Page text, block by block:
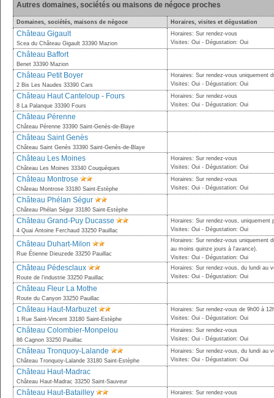
Autres domaines, sociétés ou maisons de négoce proches
Domaines, sociétés, maisons de négoce Horaires, visites et dégustation
Château Gigault
Scea du Château Gigault 33390 Mazion
Horaires: Sur rendez-vous
Visites: Oui - Dégustation: Oui
Château Baffort
Benet 33390 Mazion
Château Petit Boyer
2 Bis Les Naudes 33390 Cars
Horaires: Sur rendez-vous uniquement
Visites: Oui - Dégustation: Oui
Château Haut Canteloup - Fours
8 La Palanque 33390 Fours
Horaires: Sur rendez-vous
Visites: Oui - Dégustation: Oui
Château Pérenne
Château Pérenne 33390 Saint-Genès-de-Blaye
Château Saint Genès
Château Saint Genès 33390 Saint-Genès-de-Blaye
Château Les Moines
Château Les Moines 33340 Couquèques
Horaires: Sur rendez-vous
Visites: Oui - Dégustation: Oui
Château Montrose
Château Montrose 33180 Saint-Estèphe
Horaires: Sur rendez-vous
Visites: Oui - Dégustation: Oui
Château Phélan Ségur
Château Phélan Ségur 33180 Saint-Estèphe
Château Grand-Puy Ducasse
4 Quai Antoine Ferchaud 33250 Pauillac
Horaires: Sur rendez-vous, uniquement
Visites: Oui - Dégustation: Oui
Château Duhart-Milon
Rue Étienne Dieuzede 33250 Pauillac
Horaires: Sur rendez-vous uniquement
au moins quinze jours à l'avance).
Visites: Oui - Dégustation: Oui
Château Pédesclaux
Route de l'industrie 33250 Pauillac
Horaires: Sur rendez-vous, du lundi au
Visites: Oui - Dégustation: Oui
Château Fleur La Mothe
Route du Canyon 33250 Pauillac
Château Haut-Marbuzet
1 Rue Saint-Vincent 33180 Saint-Estèphe
Horaires: Sur rendez-vous de 9h00 à
Visites: Oui - Dégustation: Oui
Château Colombier-Monpelou
86 Cagnon 33250 Pauillac
Horaires: Sur rendez-vous
Visites: Oui - Dégustation: Oui
Château Tronquoy-Lalande
Château Tronquoy-Lalande 33180 Saint-Estèphe
Horaires: Sur rendez-vous, du lundi au
Visites: Oui - Dégustation: Oui
Château Haut-Madrac
Château Haut-Madrac 33250 Saint-Sauveur
Château Haut-Batailley
Horaires: Sur rendez-vous